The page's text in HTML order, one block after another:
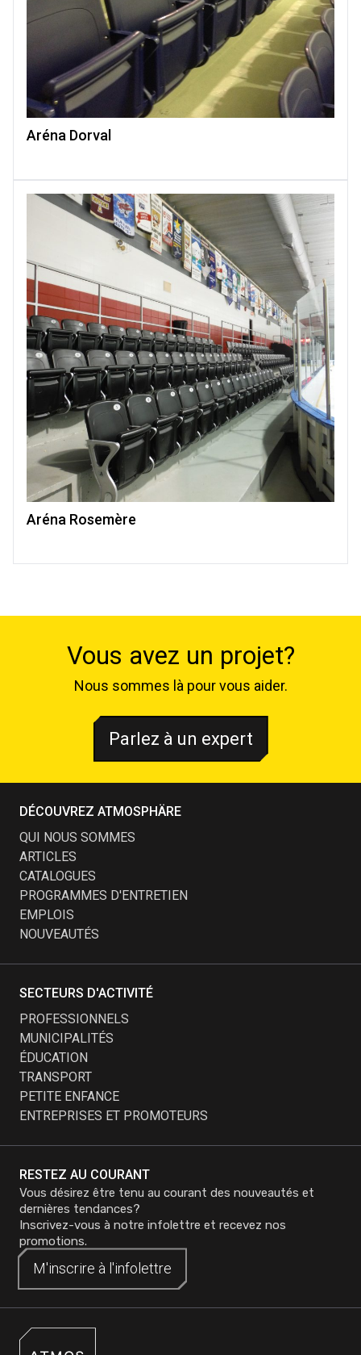
Aréna Dorval
Aréna Rosemère
Vous avez un projet?
Nous sommes là pour vous aider.
Parlez à un expert
RESTEZ AU COURANT
Vous désirez être tenu au courant des nouveautés et
dernières tendances?
Inscrivez-vous à notre infolettre et recevez nos
promotions.
M'inscrire à l'infolettre
M'inscrire à l'infolettre
DÉCOUVREZ ATMOSPHÄRE
QUI NOUS SOMMES
ARTICLES
CATALOGUES
PROGRAMMES D'ENTRETIEN
EMPLOIS
NOUVEAUTÉS
SECTEURS D'ACTIVITÉ
PROFESSIONNELS
MUNICIPALITÉS
ÉDUCATION
TRANSPORT
PETITE ENFANCE
ENTREPRISES ET PROMOTEURS